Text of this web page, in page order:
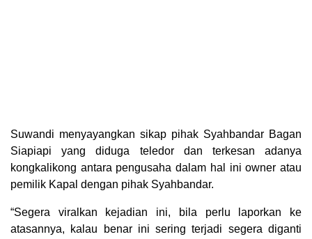
Suwandi menyayangkan sikap pihak Syahbandar Bagan
Siapiapi yang diduga teledor dan terkesan adanya
kongkalikong antara pengusaha dalam hal ini owner atau
pemilik Kapal dengan pihak Syahbandar.
“Segera viralkan kejadian ini, bila perlu laporkan ke
atasannya, kalau benar ini sering terjadi segera diganti